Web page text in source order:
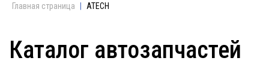
Главная страница ATECH
Каталог автозапчастей